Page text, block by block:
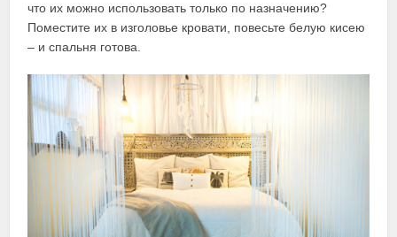
что их можно использовать только по назначению?
Поместите их в изголовье кровати, повесьте белую кисею
– и спальня готова.